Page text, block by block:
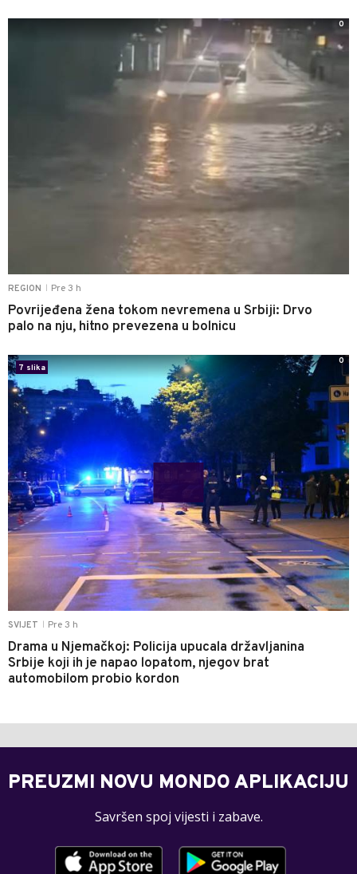
REGION Pre 3 h
Povrijeđena žena tokom nevremena u Srbiji: Drvo
palo na nju, hitno prevezena u bolnicu
0
SVIJET Pre 3 h
Drama u Njemačkoj: Policija upucala državljanina
Srbije koji ih je napao lopatom, njegov brat
automobilom probio kordon
7 slika
0
PREUZMI NOVU MONDO APLIKACIJU
Savršen spoj vijesti i zabave.